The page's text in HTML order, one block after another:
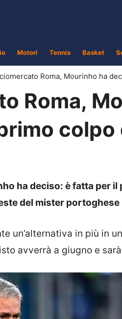
Motori Tennis Basket
Roma, Mourinho ha
Roma,
colpo
ha deciso: è fatta per il
del mister portoghese
un’alternativa in più in
avverrà a giugno e